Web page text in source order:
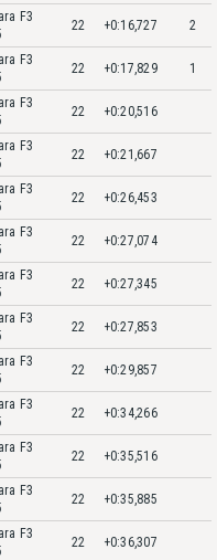
F3
22 +0:16,727 2
F3
22 +0:17,829 1
F3
22 +0:20,516
F3
22 +0:21,667
F3
22 +0:26,453
F3
22 +0:27,074
F3
22 +0:27,345
F3
22 +0:27,853
F3
22 +0:29,857
F3
22 +0:34,266
F3
22 +0:35,516
F3
22 +0:35,885
F3
22 +0:36,307